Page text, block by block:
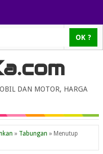
DAN MOTOR, HARGA
» Tabungan » Menutup